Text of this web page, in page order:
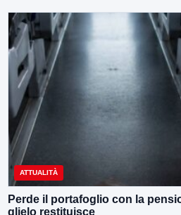
ATTUALITÀ
Perde il portafoglio con la
glielo restituisce